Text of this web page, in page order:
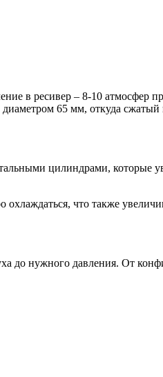
в ресивер – 8-10 атмосфер
65 мм, откуда сжатый
цилиндрами, которые
что также
до нужного давления. От